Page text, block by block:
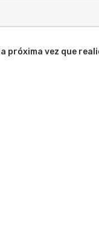
próxima vez que